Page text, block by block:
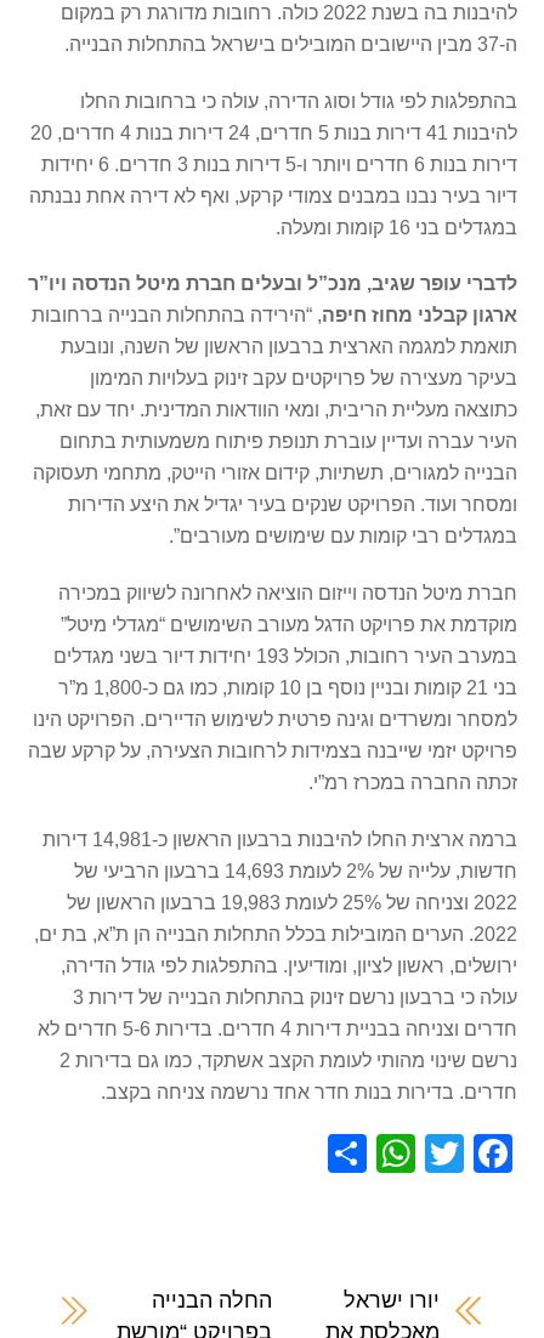
להיבנות בה בשנת 2022 כולה. רחובות מדורגת רק במקום
ה-37 מבין היישובים המובילים בישראל בהתחלות הבנייה.
בהתפלגות לפי גודל וסוג הדירה, עולה כי ברחובות החלו
להיבנות 41 דירות בנות 5 חדרים, 24 דירות בנות 4 חדרים, 20
דירות בנות 6 חדרים ויותר ו-5 דירות בנות 3 חדרים. 6 יחידות
דיור בעיר נבנו במבנים צמודי קרקע, ואף לא דירה אחת נבנתה
במגדלים בני 16 קומות ומעלה.
לדברי עופר שגיב, מנכ”ל ובעלים חברת מיטל הנדסה ויו”ר
ארגון קבלני מחוז חיפה, “הירידה בהתחלות הבנייה ברחובות
תואמת למגמה הארצית ברבעון הראשון של השנה, ונובעת
בעיקר מעצירה של פרויקטים עקב זינוק בעלויות המימון
כתוצאה מעליית הריבית, ומאי הוודאות המדינית. יחד עם זאת,
העיר עברה ועדיין עוברת תנופת פיתוח משמעותית בתחום
הבנייה למגורים, תשתיות, קידום אזורי הייטק, מתחמי תעסוקה
ומסחר ועוד. הפרויקט שנקים בעיר יגדיל את היצע הדירות
במגדלים רבי קומות עם שימושים מעורבים”.
חברת מיטל הנדסה וייזום הוציאה לאחרונה לשיווק במכירה
מוקדמת את פרויקט הדגל מעורב השימושים “מגדלי מיטל”
במערב העיר רחובות, הכולל 193 יחידות דיור בשני מגדלים
בני 21 קומות ובניין נוסף בן 10 קומות, כמו גם כ-1,800 מ”ר
למסחר ומשרדים וגינה פרטית לשימוש הדיירים. הפרויקט הינו
פרויקט יזמי שייבנה בצמידות לרחובות הצעירה, על קרקע שבה
זכתה החברה במכרז רמ”י.
ברמה ארצית החלו להיבנות ברבעון הראשון כ-14,981 דירות
חדשות, עלייה של 2% לעומת 14,693 ברבעון הרביעי של
2022 וצניחה של 25% לעומת 19,983 ברבעון הראשון של
2022. הערים המובילות בכלל התחלות הבנייה הן ת”א, בת ים,
ירושלים, ראשון לציון, ומודיעין. בהתפלגות לפי גודל הדירה,
עולה כי ברבעון נרשם זינוק בהתחלות הבנייה של דירות 3
חדרים וצניחה בבניית דירות 4 חדרים. בדירות 5-6 חדרים לא
נרשם שינוי מהותי לעומת הקצב אשתקד, כמו גם בדירות 2
חדרים. בדירות בנות חדר אחד נרשמה צניחה בקצב.
F
b
T
W
A
יורו ישראל
מאכלסת את
החלה הבנייה
בפרויקט “מורשת